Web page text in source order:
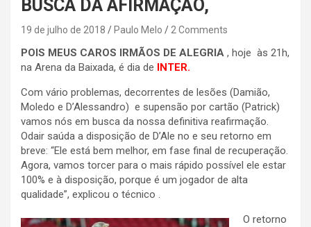
BUSCA DA AFIRMAÇÃO,
19 de julho de 2018 Paulo Melo 2 Comments
POIS MEUS CAROS IRMÃOS DE ALEGRIA , hoje às 21h,
na Arena da Baixada, é dia de INTER.
Com vário problemas, decorrentes de lesões (Damião,
Moledo e D’Alessandro) e supensão por cartão (Patrick)
vamos nós em busca da nossa definitiva reafirmação.
Odair saúda a disposição de D’Ale no e seu retorno em
breve: “Ele está bem melhor, em fase final de recuperação.
Agora, vamos torcer para o mais rápido possível ele estar
100% e à disposição, porque é um jogador de alta
qualidade”, explicou o técnico .
O retorno